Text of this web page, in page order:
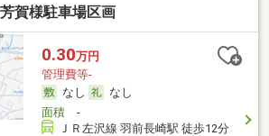
賀様駐車場区画
0.30万円
管理費等-
なし
なし
面積-
ＪＲ左沢線 羽前長崎駅 徒歩12分